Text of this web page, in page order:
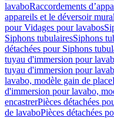
lavaboRaccordements
appareils et le déversoir mural
pour Vidages pour lavabos
Siphons tubulairesSiphons
détachées pour Siphons
tuyau d'immersion pour
tuyau d'immersion pour
lavabo, modèle gain de place
d'immersion pour lavabo,
encastrerPièces détachées
de lavaboPièces détachées